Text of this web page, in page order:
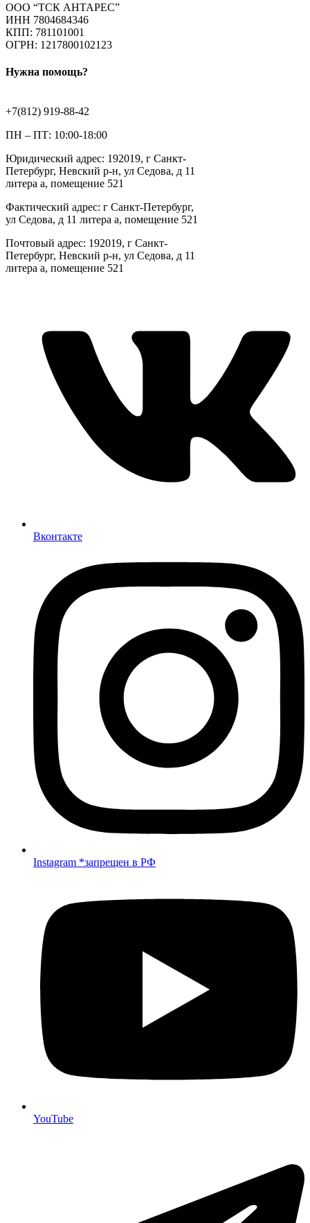
ООО “ТСК АНТАРЕС”
ИНН 7804684346
КПП: 781101001
ОГРН: 1217800102123
Нужна помощь?
+7(812) 919-88-42
ПН – ПТ: 10:00-18:00
Юридический адрес: 192019, г Санкт-
Петербург, Невский р-н, ул Седова, д 11
литера а, помещение 521
Фактический адрес: г Санкт-Петербург,
ул Седова, д 11 литера а, помещение 521
Почтовый адрес: 192019, г Санкт-
Петербург, Невский р-н, ул Седова, д 11
литера а, помещение 521
Вконтакте
Instagram *запрещен в РФ
YouTube